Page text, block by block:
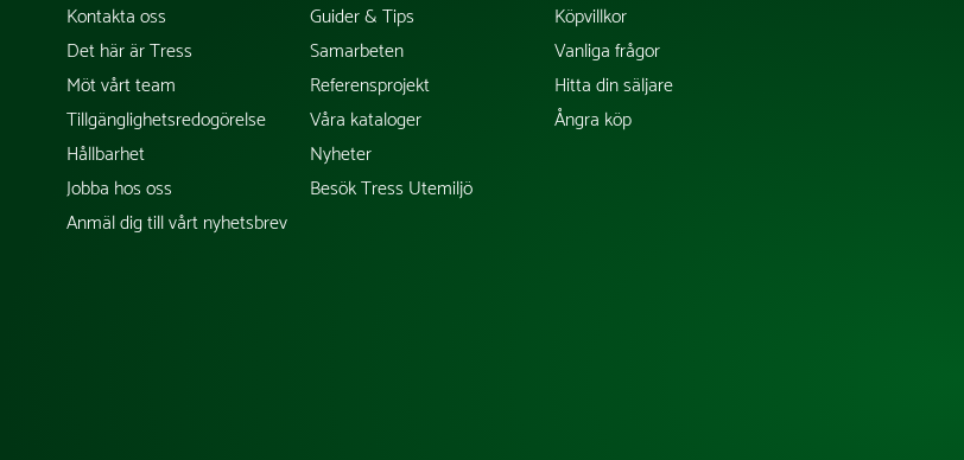
Kontakta oss
Det här är Tress
Möt vårt team
Tillgänglighetsredogörelse
Hållbarhet
Jobba hos oss
Anmäl dig till vårt nyhetsbrev
Guider & Tips
Samarbeten
Referensprojekt
Våra kataloger
Nyheter
Besök Tress Utemiljö
Köpvillkor
Vanliga frågor
Hitta din säljare
Ångra köp